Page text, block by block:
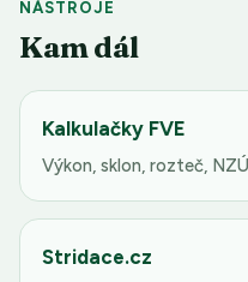
NÁSTROJE
Kam dál
Kalkulačky FVE
Výkon, sklon, rozteč,
Stridace.cz